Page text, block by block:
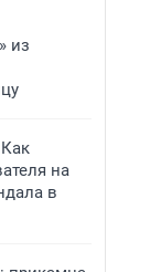
из
на
в